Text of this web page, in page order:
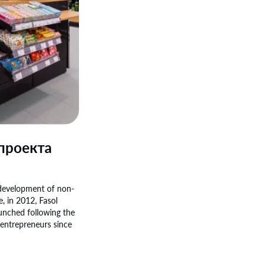
of non-
in 2012, Fasol
following the
since